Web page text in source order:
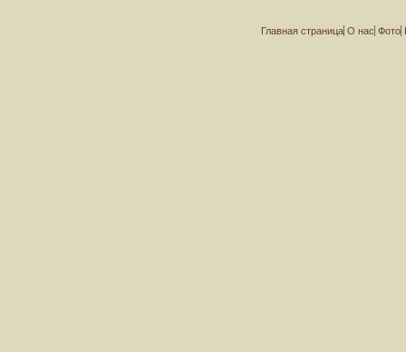
Главная страница О нас Фото